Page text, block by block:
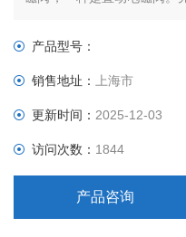
0.2BAR,但没个*制作精度
尺寸。如果没有满足这这两
产品型号：
销售地址：上海市
更新时间：2025-12-03
访问次数： 1844
产品咨询